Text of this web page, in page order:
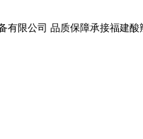
限公司 品质保障承接福建